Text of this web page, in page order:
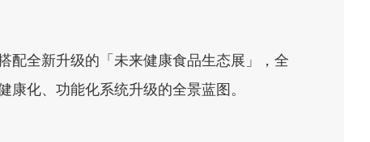
配全新升级的「未来健康食品生态展」，全
化、功能化系统升级的全景蓝图。